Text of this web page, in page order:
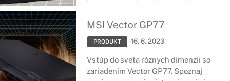
hocičom s poriadnym notebookom,
nech ste kdekoľvek.
MSI Vector GP77
PRODUKT 16. 6. 2023
Vstúp do sveta rôznych dimenzií so
zariadením Vector GP77. Spoznaj